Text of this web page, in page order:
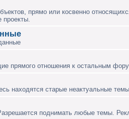
прямо или косвенно
проекты.
прямого отношения к остальным
находятся старые неактуальные
поднимать любые темы.